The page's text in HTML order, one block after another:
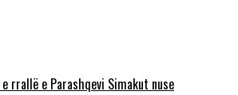
rrallë e Parashqevi Simakut nuse